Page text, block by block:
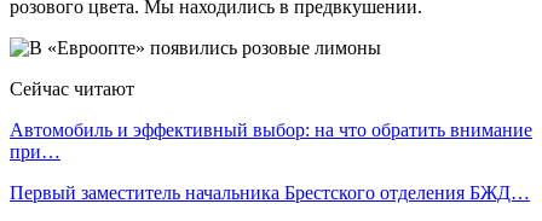
розового цвета. Мы находились в предвкушении.
Сейчас читают
Автомобиль и эффективный выбор: на что обратить внимание
при…
Первый заместитель начальника Брестского отделения БЖД…